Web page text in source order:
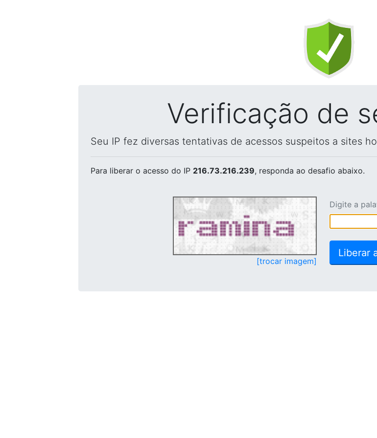
Verificação de
Seu IP fez diversas tentativas de acessos suspeitos a sites
Para liberar o acesso do IP 216.73.216.239, responda ao desafio abaixo.
[trocar imagem]
Digite a